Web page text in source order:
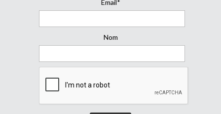
Email*
Nom